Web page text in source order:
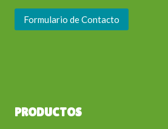
Formulario de Contacto
PRODUCTOS